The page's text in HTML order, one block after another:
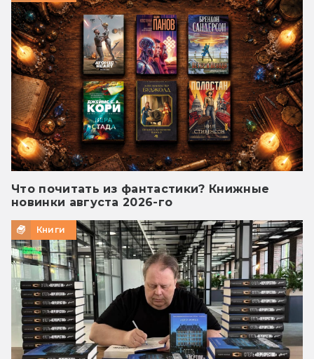
Что почитать из фантастики? Книжные
новинки августа 2026-го
Книги